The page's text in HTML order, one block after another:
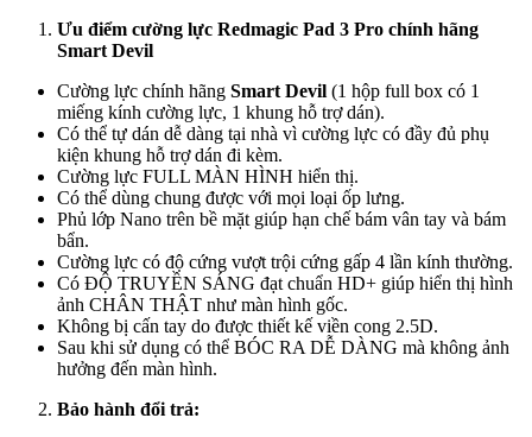
Ưu điểm cường lực Redmagic Pad 3 Pro chính hãng
Smart Devil
Cường lực chính hãng Smart Devil (1 hộp full box có 1
miếng kính cường lực, 1 khung hỗ trợ dán).
Có thể tự dán dễ dàng tại nhà vì cường lực có đầy đủ phụ
kiện khung hỗ trợ dán đi kèm.
Cường lực FULL MÀN HÌNH hiển thị.
Có thể dùng chung được với mọi loại ốp lưng.
Phủ lớp Nano trên bề mặt giúp hạn chế bám vân tay và bám
bẩn.
Cường lực có độ cứng vượt trội cứng gấp 4 lần kính thường.
Có ĐỘ TRUYỀN SÁNG đạt chuẩn HD+ giúp hiển thị hình
ảnh CHÂN THẬT như màn hình gốc.
Không bị cấn tay do được thiết kế viền cong 2.5D.
Sau khi sử dụng có thể BÓC RA DỄ DÀNG mà không ảnh
hưởng đến màn hình.
Bảo hành đổi trả: